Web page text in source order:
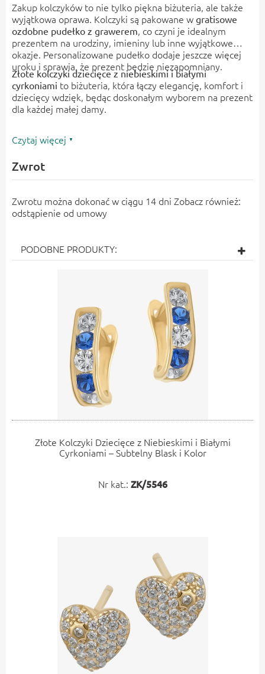
Zakup kolczyków to nie tylko piękna biżuteria, ale także
wyjątkowa oprawa. Kolczyki są pakowane w gratisowe
ozdobne pudełko z grawerem, co czyni je idealnym
prezentem na urodziny, imieniny lub inne wyjątkowe
okazje. Personalizowane pudełko dodaje jeszcze więcej
uroku i sprawia, że prezent będzie niezapomniany.
Złote kolczyki dziecięce z niebieskimi i białymi
cyrkoniami to biżuteria, która łączy elegancję, komfort i
dziecięcy wdzięk, będąc doskonałym wyborem na prezent
dla każdej małej damy.
Czytaj więcej
Zwrot
Zwrotu można dokonać w ciągu 14 dni Zobacz również:
odstąpienie od umowy
PODOBNE PRODUKTY:
Złote Kolczyki Dziecięce z Niebieskimi i Białymi
Cyrkoniami – Subtelny Blask i Kolor
Nr kat.: ZK/5546